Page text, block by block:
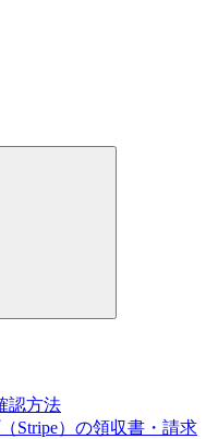
認方法
Stripe）の領収書・請求